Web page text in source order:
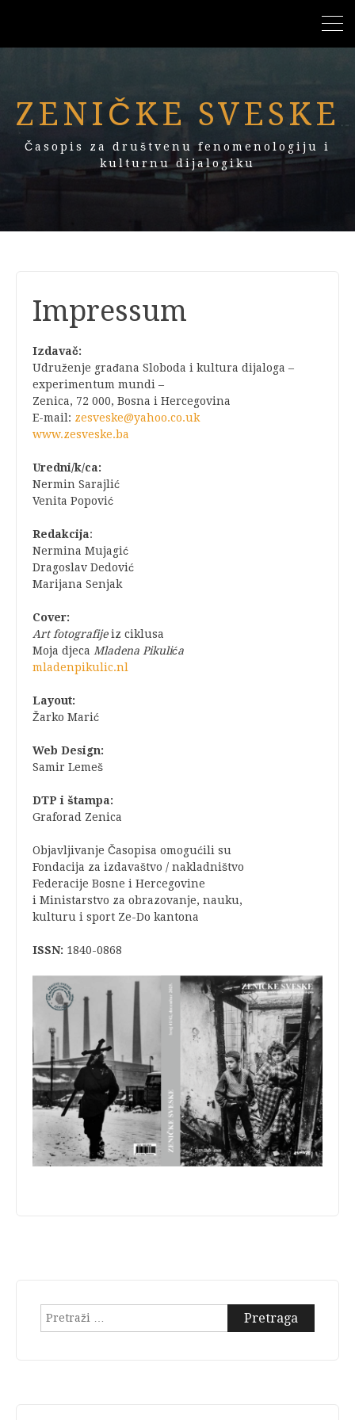
ZENIČKE SVESKE
Časopis za društvenu fenomenologiju i
kulturnu dijalogiku
Impressum
Izdavač:
Udruženje građana Sloboda i kultura dijaloga –
experimentum mundi –
Zenica, 72 000, Bosna i Hercegovina
E-mail: zesveske@yahoo.co.uk
www.zesveske.ba
Uredni/k/ca:
Nermin Sarajlić
Venita Popović
Redakcija:
Nermina Mujagić
Dragoslav Dedović
Marijana Senjak
Cover:
Art fotografijeiz ciklusa
Moja djeca Mladena Pikulića
mladenpikulic.nl
Layout:
Žarko Marić
Web Design:
Samir Lemeš
DTP i štampa:
Graforad Zenica
Objavljivanje Časopisa omogućili su
Fondacija za izdavaštvo / nakladništvo
Federacije Bosne i Hercegovine
i Ministarstvo za obrazovanje, nauku,
kulturu i sport Ze-Do kantona
ISSN: 1840-0868
Pretraga: